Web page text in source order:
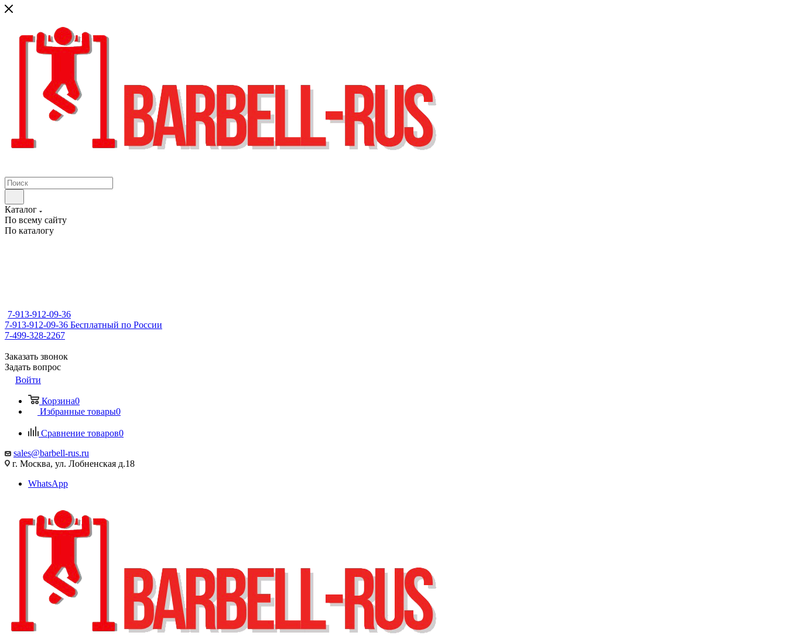
Каталог
По всему сайту
По каталогу
7-913-912-09-36
7-913-912-09-36 Бесплатный по России
7-499-328-2267
Заказать звонок
Задать вопрос
Войти
Корзина0
Избранные товары0
Сравнение товаров0
sales@barbell-rus.ru
г. Москва, ул. Лобненская д.18
WhatsApp